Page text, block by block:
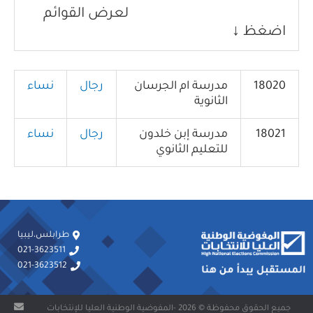
لعرض القوائم
اضغظ ↓
18020
مدرسة ام الجرسان
الثانوية
رجال نساء
18021
مدرسة إبن خلدون
للتعليم الثانوي
رجال نساء
طرابلس،ليبيا
021-3623511
021-3623512
جميع الحقوق محفوظة © 2026 -المفوضية الوطنية العليا للإنتخابات